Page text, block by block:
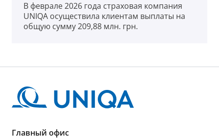
В феврале 2026 года страховая компания
UNIQA осуществила клиентам выплаты на
общую сумму 209,88 млн. грн.
Главный офис